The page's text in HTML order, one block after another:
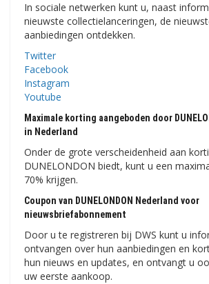
In sociale netwerken kunt u, naast
nieuwste collectielanceringen, de
aanbiedingen ontdekken.
Twitter
Facebook
Instagram
Youtube
Maximale korting aangeboden door
in Nederland
Onder de grote verscheidenheid aan
DUNELONDON biedt, kunt u een
70% krijgen.
Coupon van DUNELONDON Nederland voor
nieuwsbriefabonnement
Door u te registreren bij DWS kunt u
ontvangen over hun aanbiedingen en
hun nieuws en updates, en ontvangt u
uw eerste aankoop.